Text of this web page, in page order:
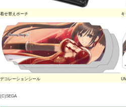
着せ替えポーチ キ
デコレーションシール
(C)SEGA